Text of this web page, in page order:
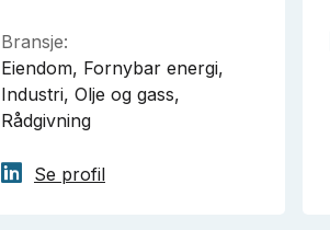
Bransje:
Eiendom, Fornybar energi,
Industri, Olje og gass,
Rådgivning
Se profil